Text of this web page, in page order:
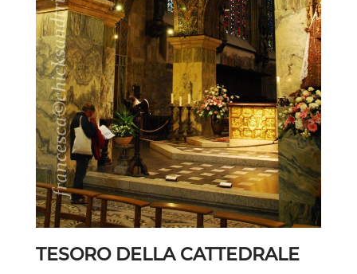
TESORO DELLA CATTEDRALE